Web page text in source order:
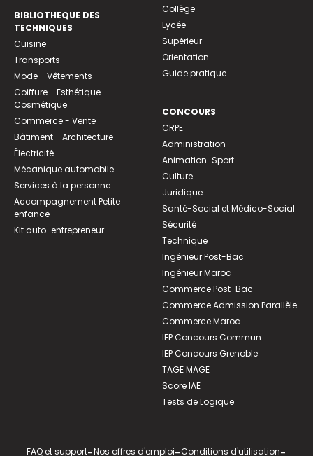
BIBLIOTHEQUE DES
TECHNIQUES
Cuisine
Transports
Mode - Vêtements
Coiffure - Esthétique -
Cosmétique
Commerce - Vente
Bâtiment - Architecture
Électricité
Mécanique automobile
Services à la personne
Accompagnement Petite
enfance
Kit auto-entrepreneur
Collège
Lycée
Supérieur
Orientation
Guide pratique
CONCOURS
CRPE
Administration
Animation-Sport
Culture
Juridique
Santé-Social et Médico-Social
Sécurité
Technique
Ingénieur Post-Bac
Ingénieur Maroc
Commerce Post-Bac
Commerce Admission Parallèle
Commerce Maroc
IEP Concours Commun
IEP Concours Grenoble
TAGE MAGE
Score IAE
Tests de Logique
FAQ et support Nos offres d'emploi Conditions d'utilisation